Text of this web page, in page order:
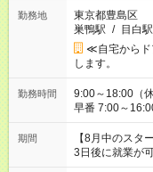
勤務地
東京都豊島区
巣鴨駅 / 目白駅
≪自宅からド
します。
勤務時間
9:00～18:00（休憩60分） ■ご希望があ
早番 7:00～16:00
と休みを合わせ
「できれば残
ね。 ※Wワーク希望の方へ 今ご覧のお仕事で希望する勤務時間
と、もう1つの
期間
【8月中のス
3日後に就業が